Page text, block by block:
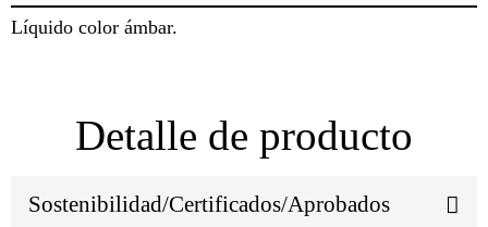
Líquido color ámbar.
Detalle de producto
Sostenibilidad/Certificados/Aprobados